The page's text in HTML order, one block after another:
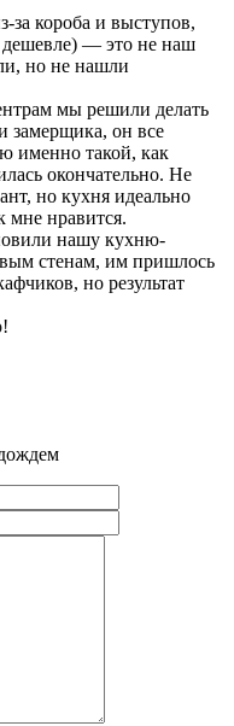
за короба и выступов,
дешевле) — это не наш
но не нашли
мы решили делать
замерщика, он все
именно такой, как
окончательно. Не
но кухня идеально
мне нравится.
нашу кухню-
стенам, им пришлось
но результат